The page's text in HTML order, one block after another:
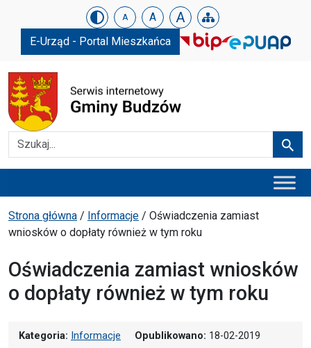
Urząd Gminy w Budzowie
Skip menu A A A
E-Urząd - Portal Mieszkańca
Szukaj
Ścieżka powrotu
Strona główna / Informacje / Oświadczenia zamiast
wniosków o dopłaty również w tym roku
Oświadczenia zamiast wniosków
o dopłaty również w tym roku
Kategoria: Informacje Opublikowano: 18-02-2019